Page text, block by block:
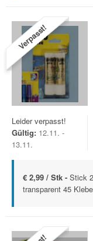
Verpasst!
Leider verpasst!
Gültig: 12.11. -
13.11.
€ 2,99 / Stk - Stick
transparent 45